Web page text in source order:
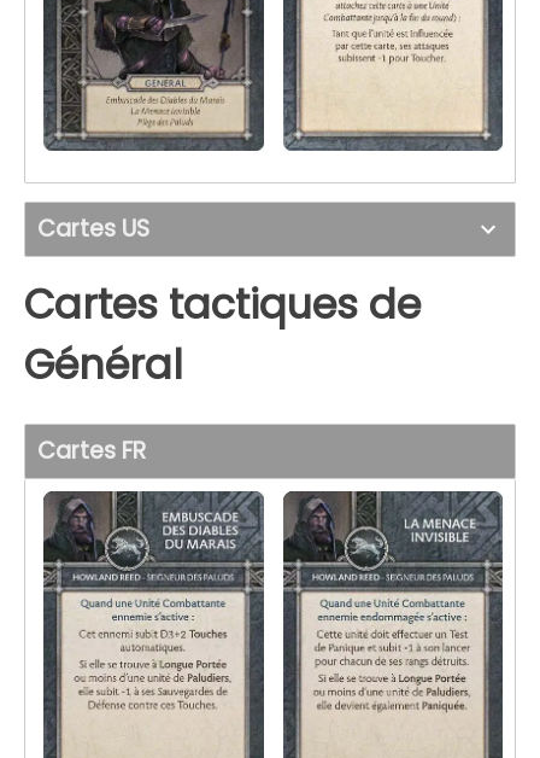
Cartes US
Cartes tactiques de
Général
Cartes FR